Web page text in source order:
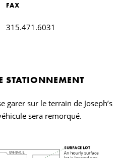
FAX
315.471.6031
STATIONNEMENT
garer sur le terrain de Joseph’s
sera remorqué.